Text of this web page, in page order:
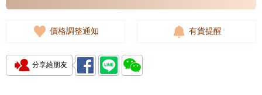
價格調整通知 有貨提醒
分享給朋友